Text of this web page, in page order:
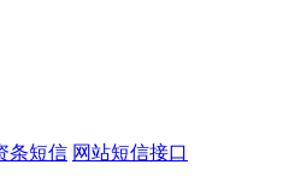
条短信 网站短信接口